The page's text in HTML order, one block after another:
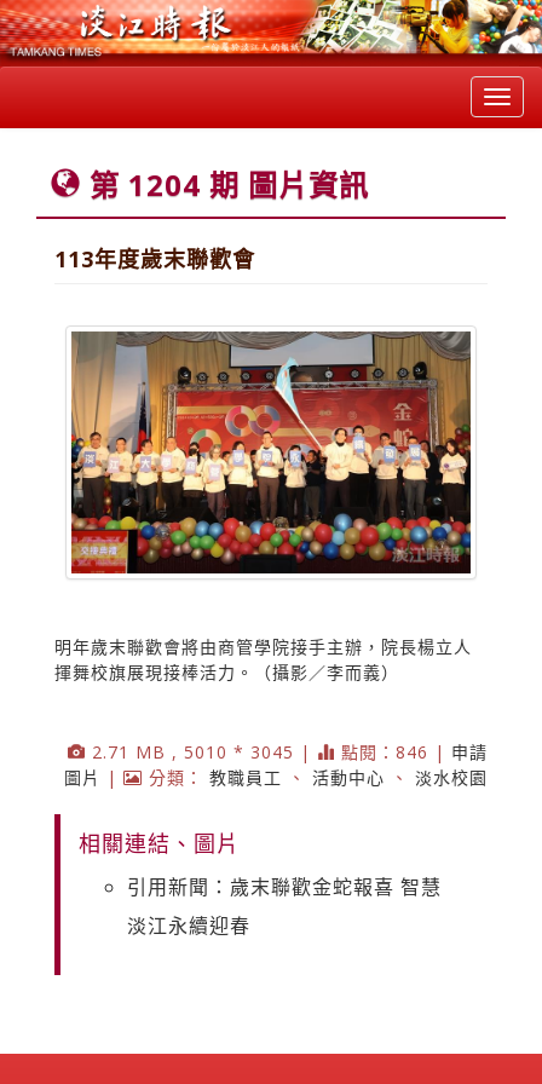
第 1204 期 圖片資訊
113年度歲末聯歡會
明年歲末聯歡會將由商管學院接手主辦，院長楊立人
揮舞校旗展現接棒活力。（攝影／李而義）
2.71 MB , 5010 * 3045 | 點閱：846 | 申請
圖片
| 分類： 教職員工 、 活動中心 、 淡水校園
相關連結、圖片
引用新聞：歲末聯歡金蛇報喜 智慧
淡江永續迎春